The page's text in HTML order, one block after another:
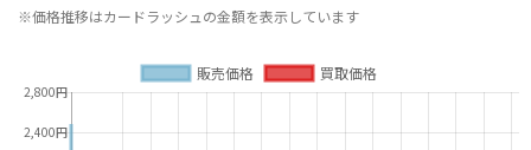
※価格推移はカードラッシュの金額を表示しています